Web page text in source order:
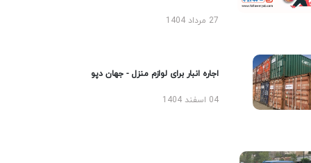
27 مرداد 1404
اجاره انبار برای لوازم منزل - جهان دپو
04 اسفند 1404